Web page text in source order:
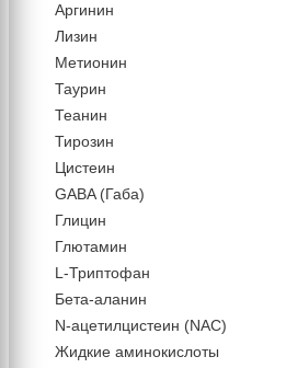
Аргинин
Лизин
Метионин
Таурин
Теанин
Тирозин
Цистеин
GABA (Габа)
Глицин
Глютамин
L-Триптофан
Бета-аланин
N-ацетилцистеин (NAC)
Жидкие аминокислоты